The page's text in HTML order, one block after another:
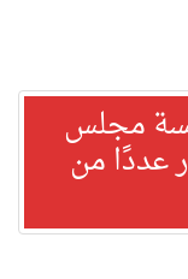
مجلس
عددًا من